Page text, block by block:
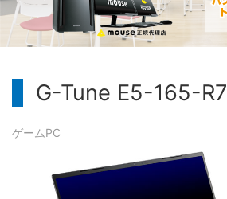
G-Tune E5-165-R7
ゲームPC